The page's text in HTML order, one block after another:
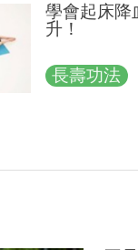
學會起床降
升！
長壽功法